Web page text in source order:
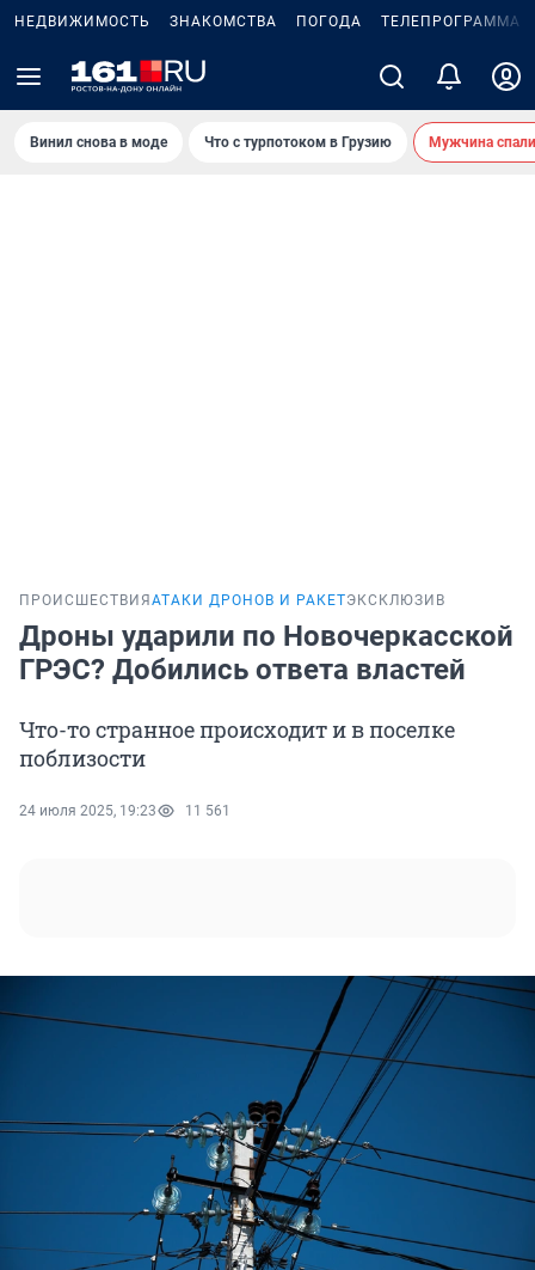
НЕДВИЖИМОСТЬ ЗНАКОМСТВА ПОГОДА ТЕЛЕПРОГРАММА
Винил снова в моде Что с турпотоком в Грузию Мужчина
ПРОИСШЕСТВИЯ АТАКИ ДРОНОВ И РАКЕТЭКСКЛЮЗИВ
Дроны ударили по Новочеркасской
ГРЭС? Добились ответа властей
Что-то странное происходит и в поселке
поблизости
24 июля 2025, 19:23 11 561